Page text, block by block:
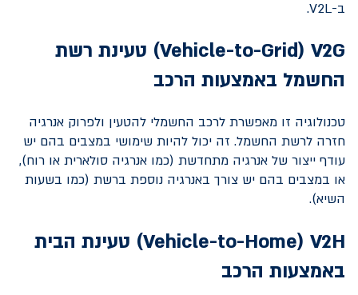
ב-V2L
.
V2G
(
Vehicle-to-Grid) טעינת רשת
החשמל באמצעות הרכב
טכנולוגיה זו מאפשרת לרכב החשמלי להטעין ולפרוק אנרגיה
חזרה לרשת החשמל. זה יכול להיות שימושי במצבים בהם יש
עודף ייצור של אנרגיה מתחדשת (כמו אנרגיה סולארית או רוח),
או במצבים בהם יש צורך באנרגיה נוספת ברשת (כמו בשעות
השיא).
V2H
(
Vehicle-to-Home) טעינת הבית
באמצעות הרכב